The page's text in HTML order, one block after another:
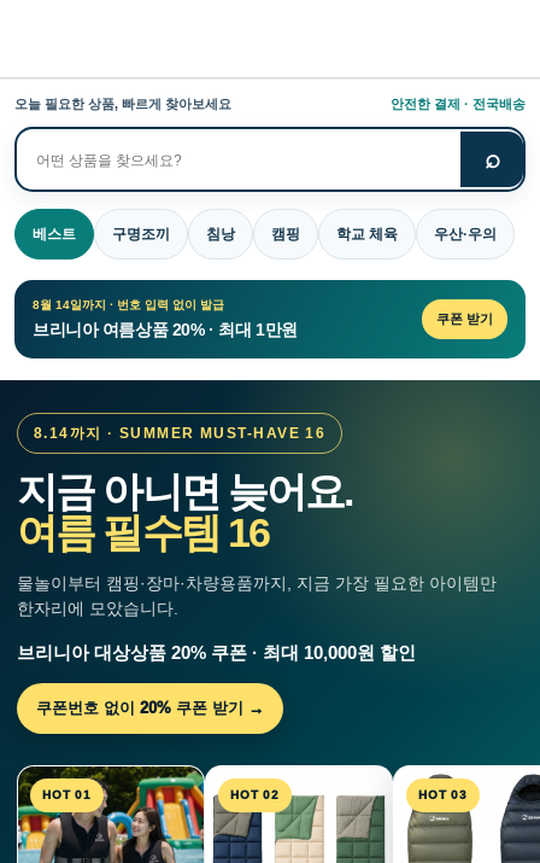
오늘 필요한 상품, 빠르게 찾아보세요 안전한 결제 · 전국배송
상
품
검
색
⌕
베스트 구명조끼 침낭 캠핑 학교 체육 우산·우의
8월 14일까지 · 번호 입력 없이 발급
브리니아 여름상품 20% · 최대 1만원
쿠폰 받기
8.14까지 · SUMMER MUST-HAVE 16
지금 아니면 늦어요.
여름 필수템 16
물놀이부터 캠핑·장마·차량용품까지, 지금 가장 필요한 아이템만
한자리에 모았습니다.
브리니아 대상상품 20% 쿠폰 · 최대 10,000원 할인
쿠폰번호 없이 20% 쿠폰 받기 →
HOT 01 HOT 02 HOT 03